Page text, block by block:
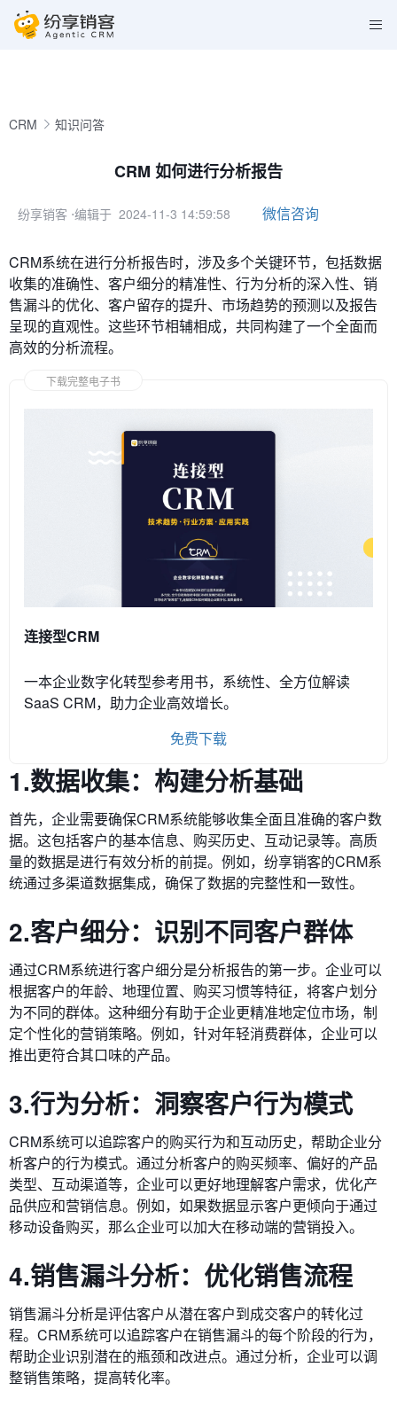
CRM 知识问答
CRM 如何进行分析报告
纷享销客 ⋅编辑于 2024-11-3 14:59:58 微信咨询
CRM系统在进行分析报告时，涉及多个关键环节，包括数据
收集的准确性、客户细分的精准性、行为分析的深入性、销
售漏斗的优化、客户留存的提升、市场趋势的预测以及报告
呈现的直观性。这些环节相辅相成，共同构建了一个全面而
高效的分析流程。
下载完整电子书
连接型CRM
一本企业数字化转型参考用书，系统性、全方位解读
SaaS CRM，助力企业高效增长。
免费下载
1.数据收集：构建分析基础
首先，企业需要确保CRM系统能够收集全面且准确的客户数
据。这包括客户的基本信息、购买历史、互动记录等。高质
量的数据是进行有效分析的前提。例如，纷享销客的CRM系
统通过多渠道数据集成，确保了数据的完整性和一致性。
2.客户细分：识别不同客户群体
通过CRM系统进行客户细分是分析报告的第一步。企业可以
根据客户的年龄、地理位置、购买习惯等特征，将客户划分
为不同的群体。这种细分有助于企业更精准地定位市场，制
定个性化的营销策略。例如，针对年轻消费群体，企业可以
推出更符合其口味的产品。
3.行为分析：洞察客户行为模式
CRM系统可以追踪客户的购买行为和互动历史，帮助企业分
析客户的行为模式。通过分析客户的购买频率、偏好的产品
类型、互动渠道等，企业可以更好地理解客户需求，优化产
品供应和营销信息。例如，如果数据显示客户更倾向于通过
移动设备购买，那么企业可以加大在移动端的营销投入。
4.销售漏斗分析：优化销售流程
销售漏斗分析是评估客户从潜在客户到成交客户的转化过
程。CRM系统可以追踪客户在销售漏斗的每个阶段的行为，
帮助企业识别潜在的瓶颈和改进点。通过分析，企业可以调
整销售策略，提高转化率。